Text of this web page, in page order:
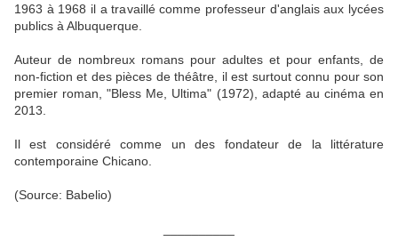
1963 à 1968 il a travaillé comme professeur d'anglais aux lycées
publics à Albuquerque.
Auteur de nombreux romans pour adultes et pour enfants, de
non-fiction et des pièces de théâtre, il est surtout connu pour son
premier roman, "Bless Me, Ultima" (1972), adapté au cinéma en
2013.
Il est considéré comme un des fondateur de la littérature
contemporaine Chicano.
(Source: Babelio)